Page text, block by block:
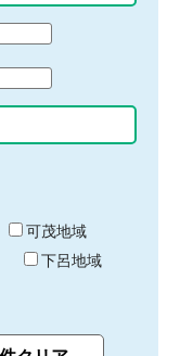
可茂地域
下呂地域